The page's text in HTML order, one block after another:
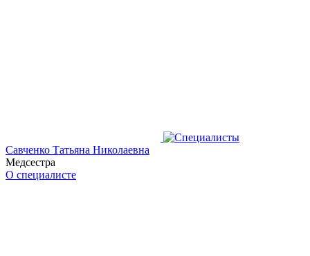
Савченко Татьяна Николаевна
Медсестра
О специалисте